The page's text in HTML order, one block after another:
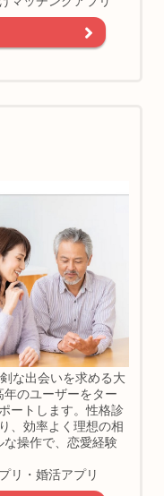
な出会いを求める大
年のユーザーをター
ートします。性格診
、効率よく理想の相
操作で、恋愛経験
リ・婚活アプリ